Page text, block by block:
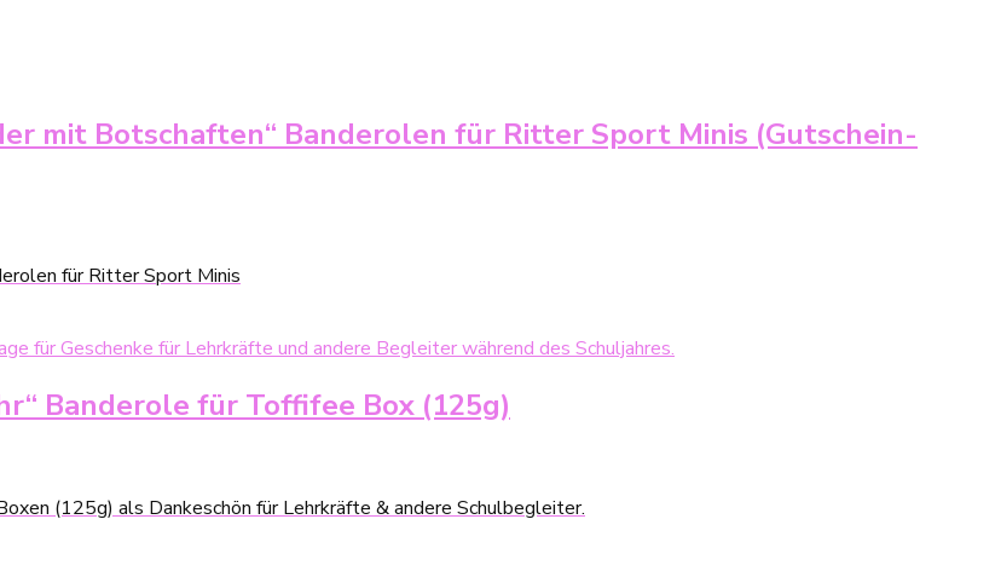
mit Botschaften“ Banderolen für Ritter Sport Minis (Gutschein-
für Ritter Sport Minis
Banderole für Toffifee Box (125g)
(125g) als Dankeschön für Lehrkräfte & andere Schulbegleiter.